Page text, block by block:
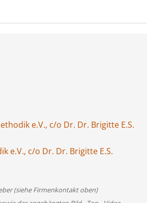
e.V., c/o Dr. Dr. Brigitte E.S.
e.V., c/o Dr. Dr. Brigitte E.S.
(siehe Firmenkontakt oben)